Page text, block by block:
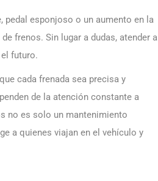
pedal esponjoso o un aumento en la
frenos. Sin lugar a dudas, atender a
futuro.
cada frenada sea precisa y
de la atención constante a
no es solo un mantenimiento
a quienes viajan en el vehículo y